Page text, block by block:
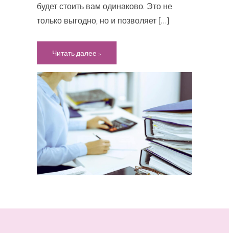
будет стоить вам одинаково. Это не
только выгодно, но и позволяет […]
Читать далее